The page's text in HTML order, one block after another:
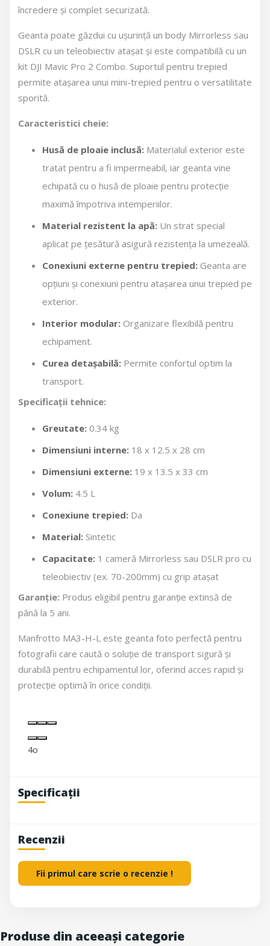
încredere și complet securizată.
Geanta poate găzdui cu ușurință un body Mirrorless sau
DSLR cu un teleobiectiv atașat și este compatibilă cu un
kit DJI Mavic Pro 2 Combo. Suportul pentru trepied
permite atașarea unui mini-trepied pentru o versatilitate
sporită.
Caracteristici cheie:
Husă de ploaie inclusă: Materialul exterior este
tratat pentru a fi impermeabil, iar geanta vine
echipată cu o husă de ploaie pentru protecție
maximă împotriva intemperiilor.
Material rezistent la apă: Un strat special
aplicat pe țesătură asigură rezistența la umezeală.
Conexiuni externe pentru trepied: Geanta are
opțiuni și conexiuni pentru atașarea unui trepied pe
exterior.
Interior modular: Organizare flexibilă pentru
echipament.
Curea detașabilă: Permite confortul optim la
transport.
Specificații tehnice:
Greutate: 0.34 kg
Dimensiuni interne: 18 x 12.5 x 28 cm
Dimensiuni externe: 19 x 13.5 x 33 cm
Volum: 4.5 L
Conexiune trepied: Da
Material: Sintetic
Capacitate: 1 cameră Mirrorless sau DSLR pro cu
teleobiectiv (ex. 70-200mm) cu grip atașat
Garanție: Produs eligibil pentru garanție extinsă de
până la 5 ani.
Manfrotto MA3-H-L este geanta foto perfectă pentru
fotografii care caută o soluție de transport sigură și
durabilă pentru echipamentul lor, oferind acces rapid și
protecție optimă în orice condiții.
4o
Specificații
Recenzii
Fii primul care scrie o recenzie !
Produse din aceeași categorie